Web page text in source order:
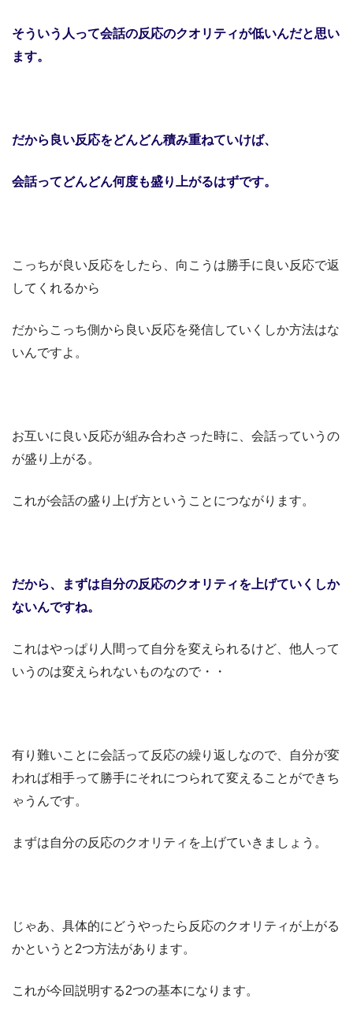
そういう人って会話の反応のクオリティが低いんだと思い
ます。
だから良い反応をどんどん積み重ねていけば、
会話ってどんどん何度も盛り上がるはずです。
こっちが良い反応をしたら、向こうは勝手に良い反応で返
してくれるから
だからこっち側から良い反応を発信していくしか方法はな
いんですよ。
お互いに良い反応が組み合わさった時に、会話っていうの
が盛り上がる。
これが会話の盛り上げ方ということにつながります。
だから、まずは自分の反応のクオリティを上げていくしか
ないんですね。
これはやっぱり人間って自分を変えられるけど、他人って
いうのは変えられないものなので・・
有り難いことに会話って反応の繰り返しなので、自分が変
われば相手って勝手にそれにつられて変えることができち
ゃうんです。
まずは自分の反応のクオリティを上げていきましょう。
じゃあ、具体的にどうやったら反応のクオリティが上がる
かというと2つ方法があります。
これが今回説明する2つの基本になります。